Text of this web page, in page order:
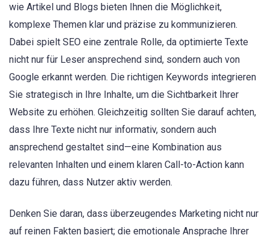
wie Artikel und Blogs bieten Ihnen die Möglichkeit,
komplexe Themen klar und präzise zu kommunizieren.
Dabei spielt SEO eine zentrale Rolle, da optimierte Texte
nicht nur für Leser ansprechend sind, sondern auch von
Google erkannt werden. Die richtigen Keywords integrieren
Sie strategisch in Ihre Inhalte, um die Sichtbarkeit Ihrer
Website zu erhöhen. Gleichzeitig sollten Sie darauf achten,
dass Ihre Texte nicht nur informativ, sondern auch
ansprechend gestaltet sind—eine Kombination aus
relevanten Inhalten und einem klaren Call-to-Action kann
dazu führen, dass Nutzer aktiv werden.
Denken Sie daran, dass überzeugendes Marketing nicht nur
auf reinen Fakten basiert; die emotionale Ansprache Ihrer